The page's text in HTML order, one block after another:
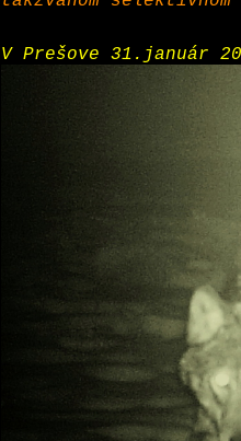
V Prešove 31.január